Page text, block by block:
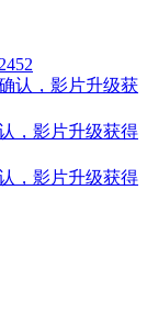
2452
，影片升级获得
，影片升级获得